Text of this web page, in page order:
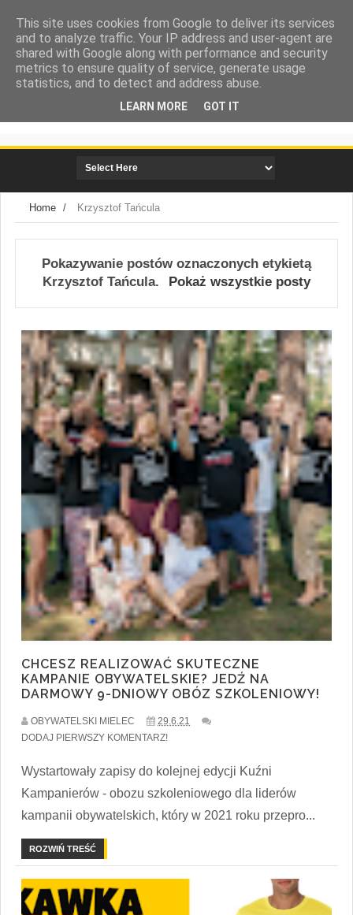
społeczna strona miasta Mielca
Home / Krzysztof Tańcula
Pokazywanie postów oznaczonych etykietą
Krzysztof Tańcula. Pokaż wszystkie posty
CHCESZ REALIZOWAĆ SKUTECZNE
KAMPANIE OBYWATELSKIE? JEDŹ NA
DARMOWY 9-DNIOWY OBÓZ SZKOLENIOWY!
OBYWATELSKI MIELEC
29.6.21
DODAJ PIERWSZY KOMENTARZ!
Wystartowały zapisy do kolejnej edycji Kuźni
Kampanierów - obozu szkoleniowego dla liderów
kampanii obywatelskich, który w 2021 roku przepro...
ROZWIŃ TREŚĆ
This site uses cookies from Google to deliver its services
and to analyze traffic. Your IP address and user-agent are
shared with Google along with performance and security
metrics to ensure quality of service, generate usage
statistics, and to detect and address abuse.
LEARN MORE GOT IT